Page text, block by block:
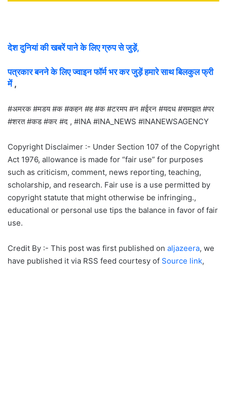
देश दुनियां की खबरें पाने के लिए ग्रुप से जुड़ें,
पत्रकार बनने के लिए ज्वाइन फॉर्म भर कर जुड़ें हमारे साथ बिलकुल फ्री
में ,
#अमरक #मडय #क #कहन #ह #क #टरमप #न #ईरन #यदध #समझत #पर
#शरत #कड #कर #द , #INA #INA_NEWS #INANEWSAGENCY
Copyright Disclaimer :- Under Section 107 of the Copyright
Act 1976, allowance is made for “fair use” for purposes
such as criticism, comment, news reporting, teaching,
scholarship, and research. Fair use is a use permitted by
copyright statute that might otherwise be infringing.,
educational or personal use tips the balance in favor of fair
use.
Credit By :- This post was first published on aljazeera, we
have published it via RSS feed courtesy of Source link,